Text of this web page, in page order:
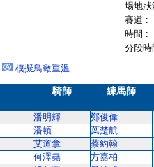
場地
賽道 :
時間 :
分段
模擬鳥瞰重溫
騎師 練馬師
潘明輝 鄭俊偉
潘頓 葉楚航
艾道拿 蔡約翰
何澤堯 方嘉柏